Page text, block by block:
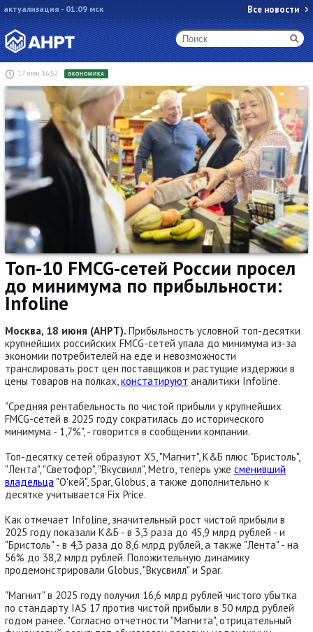
актуализация - 01:09 мск Все новости
17 июн 16:52 ЭКОНОМИКА
Топ-10 FMCG-сетей России просел
до минимума по прибыльности:
Infoline
Москва, 18 июня (АНРТ). Прибыльность условной топ-десятки
крупнейших российских FMCG-сетей упала до минимума из-за
экономии потребителей на еде и невозможности
транслировать рост цен поставщиков и растущие издержки в
цены товаров на полках,констатируют аналитики Infoline.
"Средняя рентабельность по чистой прибыли у крупнейших
FMCG-сетей в 2025 году сократилась до исторического
минимума - 1,7%", - говорится в сообщении компании.
Топ-десятку сетей образуют X5, "Магнит", К&Б плюс "Бристоль",
"Лента", "Светофор", "Вкусвилл", Metro, теперь уже сменивший
владельца "О'кей", Spar, Globus, а также дополнительно к
десятке учитывается Fix Price.
Как отмечает Infoline, значительный рост чистой прибыли в
2025 году показали К&Б - в 3,3 раза до 45,9 млрд рублей - и
"Бристоль" - в 4,3 раза до 8,6 млрд рублей, а также "Лента" - на
56% до 38,2 млрд рублей. Положительную динамику
продемонстрировали Globus, "Вкусвилл" и Spar.
"Магнит" в 2025 году получил 16,6 млрд рублей чистого убытка
по стандарту IAS 17 против чистой прибыли в 50 млрд рублей
годом ранее. "Согласно отчетности "Магнита", отрицательный